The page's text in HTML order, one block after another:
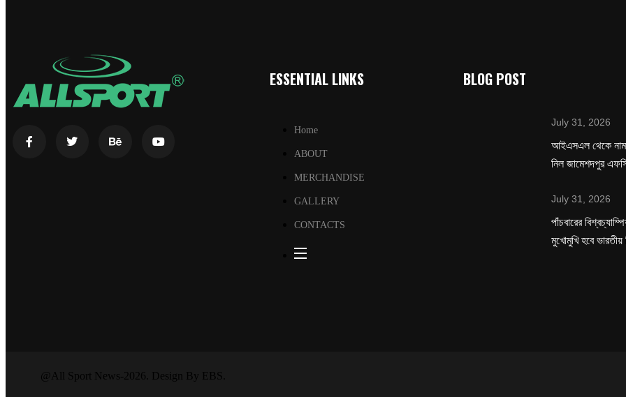
ESSENTIAL LINKS
Home
ABOUT
MERCHANDISE
GALLERY
CONTACTS
BLOG POST
July 31, 2026
‌আইএসএল থেকে নাম
নিল জামেশদপুর
July 31, 2026
পাঁচবারের
মুখোমুখি হবে
@All Sport News-2026. Design By EBS.